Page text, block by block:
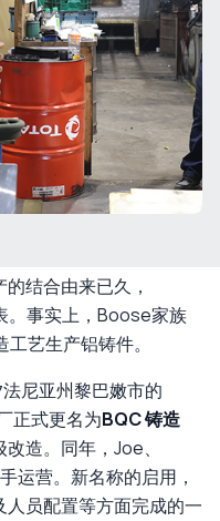
结合由来已久，
。事实上，Boose家族
艺生产铝铸件。
尼亚州黎巴嫩市的
正式更名为BQC 铸造
造。同年，Joe、
运营。新名称的启用，
员配置等方面完成的一